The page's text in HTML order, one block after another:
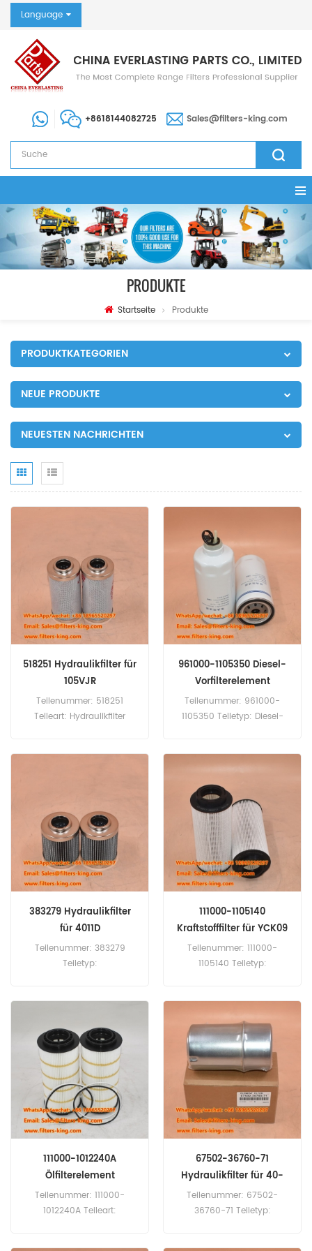
Language
+8618144082725 Sales@filters-king.com
PRODUKTE
Startseite Produkte
PRODUKTKATEGORIEN
NEUE PRODUKTE
NEUESTEN NACHRICHTEN
518251 Hydraulikfilter für
105VJR
Teilenummer: 518251
Teileart: Hydraulikfilter
Verwendung für Manitou
105VJR 120XEL 150AET2
150ATT 150TP.
961000-1105350 Diesel-
Vorfilterelement
Teilenummer: 961000-
1105350 Teiletyp: Diesel-
Mindestbestellmenge: 60
Diesel-Vorfilterelement,
entspricht 961000-
1105350A für Yuchai-
Motoren
383279 Hydraulikfilter
für 4011D
Teilenummer: 383279
Teiletyp:
Stück 383279
Hydraulikfilter-Querverweis
Verwendung für Hamm
4011D DV3.22 DV3K DV6.22
DV6.4K DV6/VK DV8V
HD75VV HD8C HD90 HW90.
111000-1105140
Kraftstofffilter für YCK09
YCK11
Teilenummer: 111000-
1105140 Teiletyp:
Mindestbestellmenge: 60
Stück 111000-1105140
Kraftstofffilter-Querverweis
PU1048 961000-1105140
111000-1105100 Verwendung
für Yuchai-Motor YCK09
YCK11
111000-1012240A
Ölfilterelement
Teilenummer: 111000-
1012240A Teileart:
67502-36760-71
Hydraulikfilter für 40-
8FD40N
Teilenummer: 67502-
36760-71 Teiletyp: